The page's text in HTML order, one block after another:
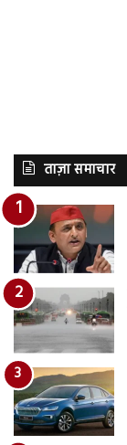
ताज़ा समाचार